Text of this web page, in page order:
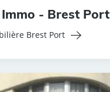
- Brest Port
Brest Port